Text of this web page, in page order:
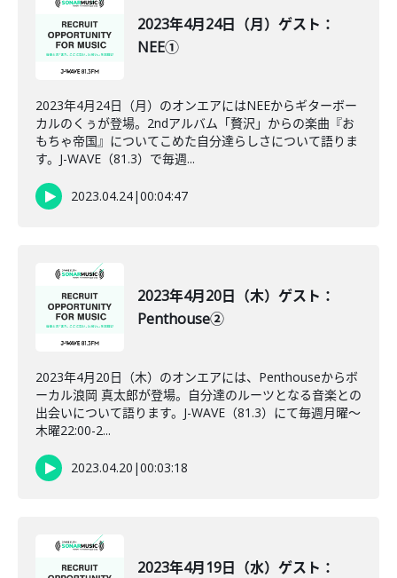
2023年4月24日（月）ゲスト：
NEE①
2023年4月24日（月）のオンエアにはNEEからギターボー
カルのくぅが登場。2ndアルバム「贅沢」からの楽曲『お
もちゃ帝国』についてこめた自分達らしさについて語りま
す。J-WAVE（81.3）で毎週...
2023.04.24|00:04:47
2023年4月20日（木）ゲスト：
Penthouse②
2023年4月20日（木）のオンエアには、Penthouseからボ
ーカル浪岡 真太郎が登場。自分達のルーツとなる音楽との
出会いについて語ります。J-WAVE（81.3）にて毎週月曜～
木曜22:00-2...
2023.04.20 |00:03:18
2023年4月19日（水）ゲスト：